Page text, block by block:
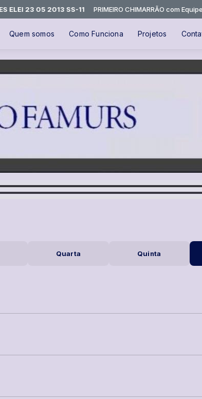
23 05 2013 SS-11 PRIMEIRO CHIMARRÃO com Equipe
Quem somos Como Funciona Projetos
Quarta Quinta